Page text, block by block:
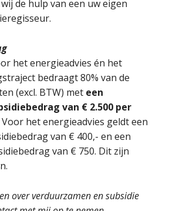
de hulp van een uw eigen
het energieadvies én het
bedraagt 80% van de
(excl. BTW) met een
van € 2.500 per
Voor het energieadvies geldt een
van € 400,- en een
van € 750. Dit zijn
over verduurzamen en subsidie